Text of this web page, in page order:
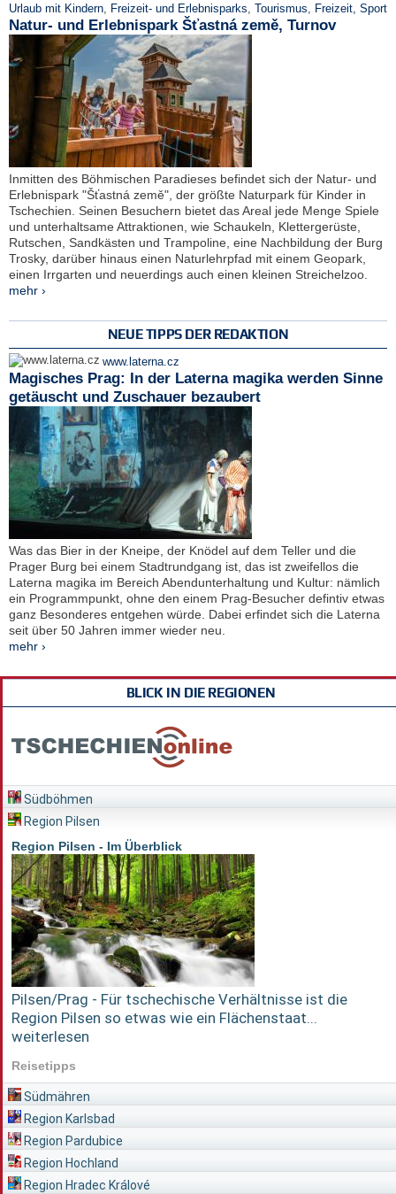
Urlaub mit Kindern, Freizeit- und Erlebnisparks, Tourismus, Freizeit, Sport
Natur- und Erlebnispark Šťastná země, Turnov
Inmitten des Böhmischen Paradieses befindet sich der Natur- und
Erlebnispark "Šťastná země", der größte Naturpark für Kinder in
Tschechien. Seinen Besuchern bietet das Areal jede Menge Spiele
und unterhaltsame Attraktionen, wie Schaukeln, Klettergerüste,
Rutschen, Sandkästen und Trampoline, eine Nachbildung der Burg
Trosky, darüber hinaus einen Naturlehrpfad mit einem Geopark,
einen Irrgarten und neuerdings auch einen kleinen Streichelzoo.
mehr ›
NEUE TIPPS DER REDAKTION
www.laterna.cz
Magisches Prag: In der Laterna magika werden Sinne
getäuscht und Zuschauer bezaubert
Was das Bier in der Kneipe, der Knödel auf dem Teller und die
Prager Burg bei einem Stadtrundgang ist, das ist zweifellos die
Laterna magika im Bereich Abendunterhaltung und Kultur: nämlich
ein Programmpunkt, ohne den einem Prag-Besucher defintiv etwas
ganz Besonderes entgehen würde. Dabei erfindet sich die Laterna
seit über 50 Jahren immer wieder neu.
mehr ›
BLICK IN DIE REGIONEN
Südböhmen
Region Pilsen
Region Pilsen - Im Überblick
Pilsen/Prag - Für tschechische Verhältnisse ist die
Region Pilsen so etwas wie ein Flächenstaat...
weiterlesen
Reisetipps
Südmähren
Region Karlsbad
Region Pardubice
Region Hochland
Region Hradec Králové